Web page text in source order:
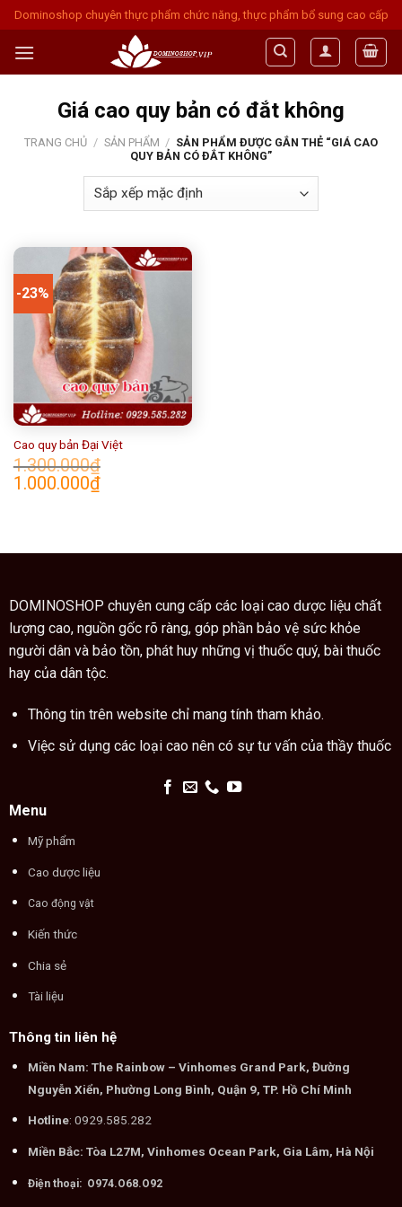
Skip
to
content
Dominoshop chuyên thực phẩm chức năng, thực phẩm bổ sung cao cấp
Giá cao quy bản có đắt không
TRANG CHỦ / SẢN PHẨM / SẢN PHẨM ĐƯỢC GẮN THẺ “GIÁ CAO
QUY BẢN CÓ ĐẮT KHÔNG”
-23%
Cao quy bản Đại Việt
1.300.000₫
Giá
gốc
1.000.000₫Giá
hiện
DOMINOSHOP chuyên cung cấp các loại cao dược liệu chất
lượng cao, nguồn gốc rõ ràng, góp phần bảo vệ sức khỏe
người dân và bảo tồn, phát huy những vị thuốc quý, bài thuốc
hay của dân tộc.
Thông tin trên website chỉ mang tính tham khảo.
Việc sử dụng các loại cao nên có sự tư vấn của thầy thuốc
Menu
Mỹ phẩm
Cao dược liệu
Cao động vật
Kiến thức
Chia sẻ
Tài liệu
Thông tin liên hệ
Miền Nam: The Rainbow – Vinhomes Grand Park, Đường
Nguyễn Xiển, Phường Long Bình, Quận 9, TP. Hồ Chí Minh
Hotline: 0929.585.282
Miền Bắc: Tòa L27M, Vinhomes Ocean Park, Gia Lâm, Hà Nội
Điện thoại: O974.O68.O92